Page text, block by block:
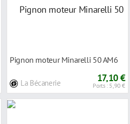
Pignon moteur Minarelli 50 AM6
La Bécanerie 17,10 €
Ports : 5,90 €